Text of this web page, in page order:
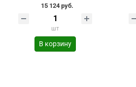
15 124 руб.
шт
В корзину